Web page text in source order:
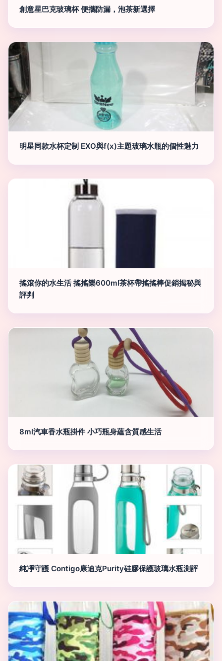
創意星巴克玻璃杯 便攜防漏，泡茶新選擇
明星同款水杯定制 EXO與f(x)主題玻璃水瓶的個性魅力
搖滾你的水生活 搖搖樂600ml茶杯帶搖搖棒促銷揭秘與
評判
8ml汽車香水瓶掛件 小巧瓶身蘊含質感生活
純凈守護 Contigo康迪克Purity硅膠保護玻璃水瓶測評